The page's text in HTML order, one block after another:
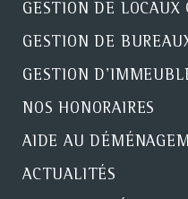
GESTION DE LOCAUX
GESTION DE
GESTION
NOS HONORAIRES
AIDE AU
ACTUALITÉS